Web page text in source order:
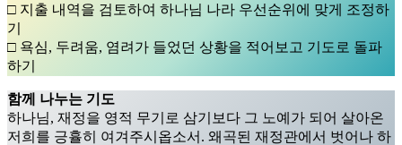
□ 지출 내역을 검토하여 하나님 나라 우선순위에 맞게 조정하
기
□ 욕심, 두려움, 염려가 들었던 상황을 적어보고 기도로 돌파
하기
함께 나누는 기도
하나님, 재정을 영적 무기로 삼기보다 그 노예가 되어 살아온
저희를 긍휼히 여겨주시옵소서. 왜곡된 재정관에서 벗어나 하